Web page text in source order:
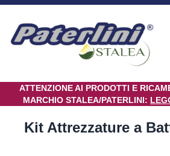
ATTENZIONE AI PRODOTTI E
MARCHIO STALEA/PATERLINI:
Kit Attrezzature a